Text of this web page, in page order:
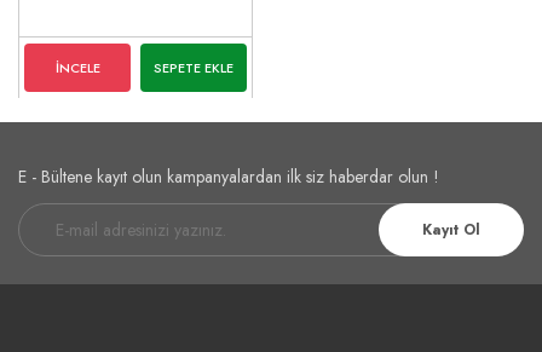
İNCELE SEPETE EKLE
E - Bültene kayıt olun kampanyalardan ilk siz haberdar olun !
Kayıt Ol